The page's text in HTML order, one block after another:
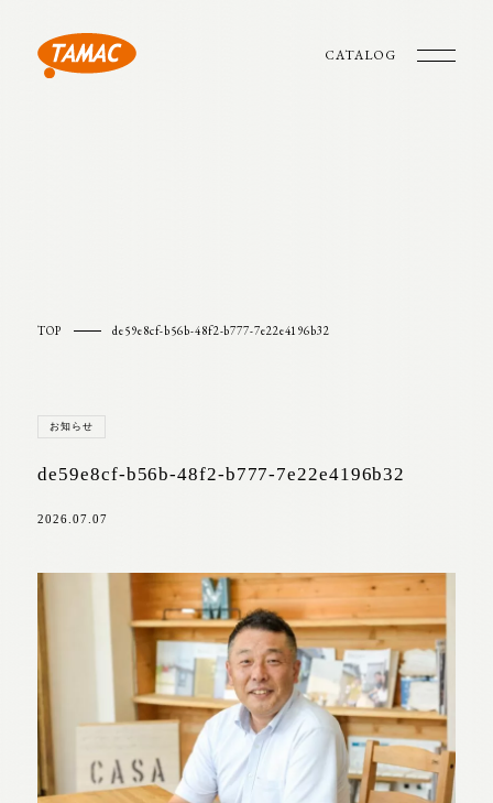
CATALOG
TOP de59e8cf-b56b-48f2-b777-7e22e4196b32
お知らせ
de59e8cf-b56b-48f2-b777-7e22e4196b32
2026.07.07